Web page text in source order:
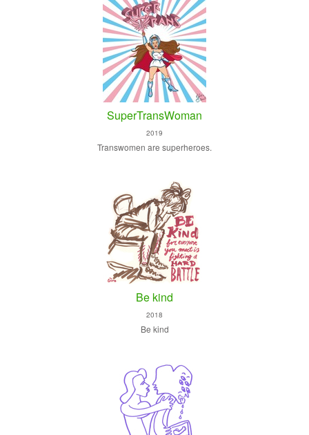
SuperTransWoman
2019
Transwomen are superheroes.
Be kind
2018
Be kind